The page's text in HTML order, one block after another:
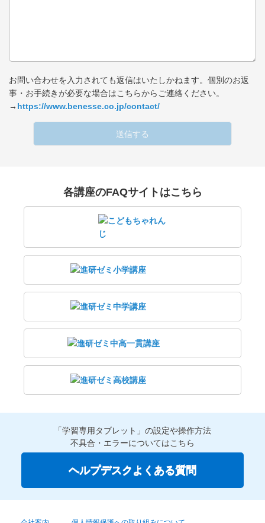
お問い合わせを入力されても返信はいたしかねます。個別のお返
事・お手続きが必要な場合はこちらからご連絡ください。
→ https://www.benesse.co.jp/contact/
送信する
各講座のFAQサイトはこちら
「学習専用タブレット」の設定や操作方法
不具合・エラーについてはこちら
ヘルプデスクよくある質問